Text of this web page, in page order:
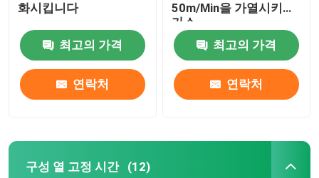
화시킵니다
최고의 가격
연락처
50m/Min을 가열시키는
가스
최고의 가격
연락처
구성 열 고정 시간 (12)